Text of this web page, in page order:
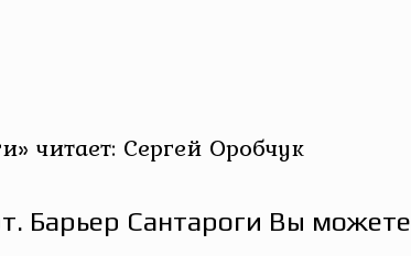
читает: Сергей Оробчук
Барьер Сантароги Вы можете